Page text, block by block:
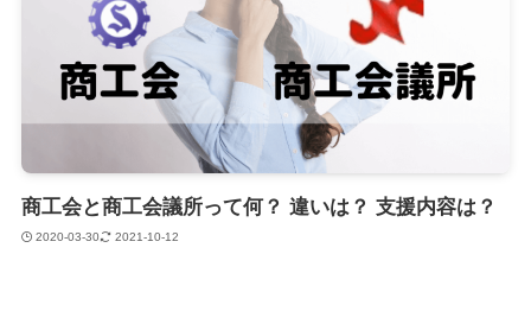
商工会と商工会議所って何？ 違いは？ 支援内容は？
2020-03-30 2021-10-12